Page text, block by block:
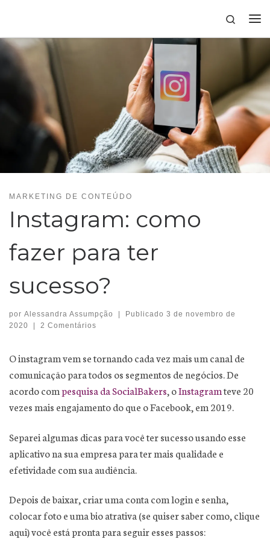
Search
MARKETING DE CONTEÚDO
Instagram: como
fazer para ter
sucesso?
por Alessandra Assumpção Publicado 3 de novembro de
2020
2 Comentários
O instagram vem se tornando cada vez mais um canal de
comunicação para todos os segmentos de negócios. De
acordo compesquisa da SocialBakers, oInstagramteve 20
vezes mais engajamento do que o Facebook, em 2019.
Separei algumas dicas para você ter sucesso usando esse
aplicativo na sua empresa para ter mais qualidade e
efetividade com sua audiência.
Depois de baixar, criar uma conta com login e senha,
colocar foto e uma bio atrativa (se quiser saber como, clique
aqui) você está pronta para seguir esses passos: